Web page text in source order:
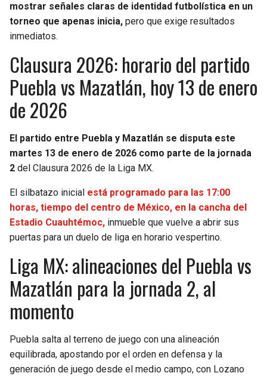
mostrar señales claras de identidad futbolística en un
torneo que apenas inicia, pero que exige resultados
inmediatos.
Clausura 2026: horario del partido
Puebla vs Mazatlán, hoy 13 de enero
de 2026
El partido entre Puebla y Mazatlán se disputa este
martes 13 de enero de 2026 como parte de la jornada
2 del Clausura 2026 de la Liga MX.
El silbatazo inicial está programado para las 17:00
horas, tiempo del centro de México, en la cancha del
Estadio Cuauhtémoc, inmueble que vuelve a abrir sus
puertas para un duelo de liga en horario vespertino.
Liga MX: alineaciones del Puebla vs
Mazatlán para la jornada 2, al
momento
Puebla salta al terreno de juego con una alineación
equilibrada, apostando por el orden en defensa y la
generación de juego desde el medio campo, con Lozano